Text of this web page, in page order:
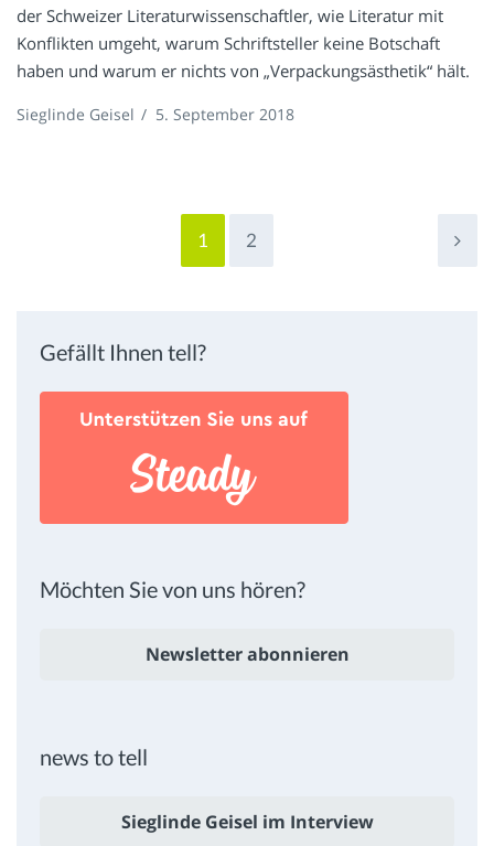
der Schweizer Literaturwissenschaftler, wie Literatur mit
Konflikten umgeht, warum Schriftsteller keine Botschaft
haben und warum er nichts von „Verpackungsästhetik“ hält.
Sieglinde Geisel / 5. September 2018
1 2
Gefällt Ihnen tell?
Möchten Sie von uns hören?
Newsletter abonnieren
news to tell
Sieglinde Geisel im Interview